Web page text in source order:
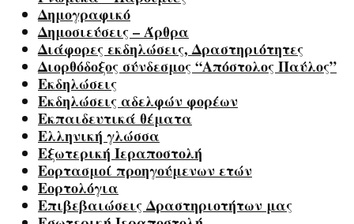
Δημογραφικό
Δημοσιεύσεις – Άρθρα
Διάφορες εκδηλώσεις, Δραστηριότητες
Διορθόδοξος σύνδεσμος “Απόστολος Παύλος”
Εκδηλώσεις
Εκδηλώσεις αδελφών φορέων
Εκπαιδευτικά θέματα
Ελληνική γλώσσα
Εξωτερική Ιεραποστολή
Εορτασμοί προηγούμενων ετών
Εορτολόγια
Επιβεβαιώσεις Δραστηριοτήτων μας